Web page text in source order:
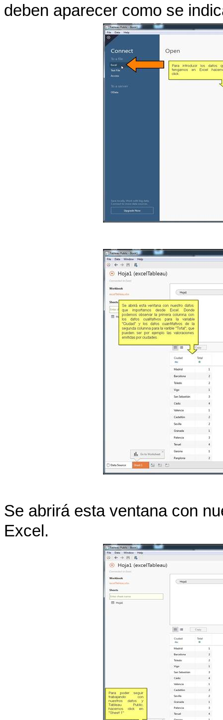
deben aparecer como se
Se abrirá esta ventana con
Excel.